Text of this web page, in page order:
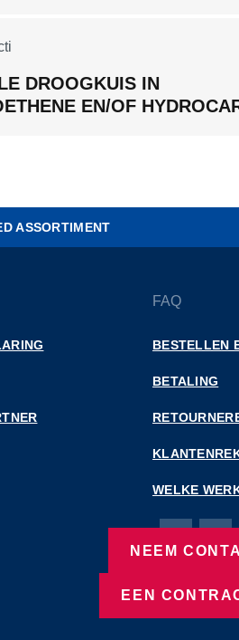
DROOGKUIS IN
EN/OF
NEEM
ASSORTIMENT
FAQ
BESTELLEN
BETALING
WELKE
EEN